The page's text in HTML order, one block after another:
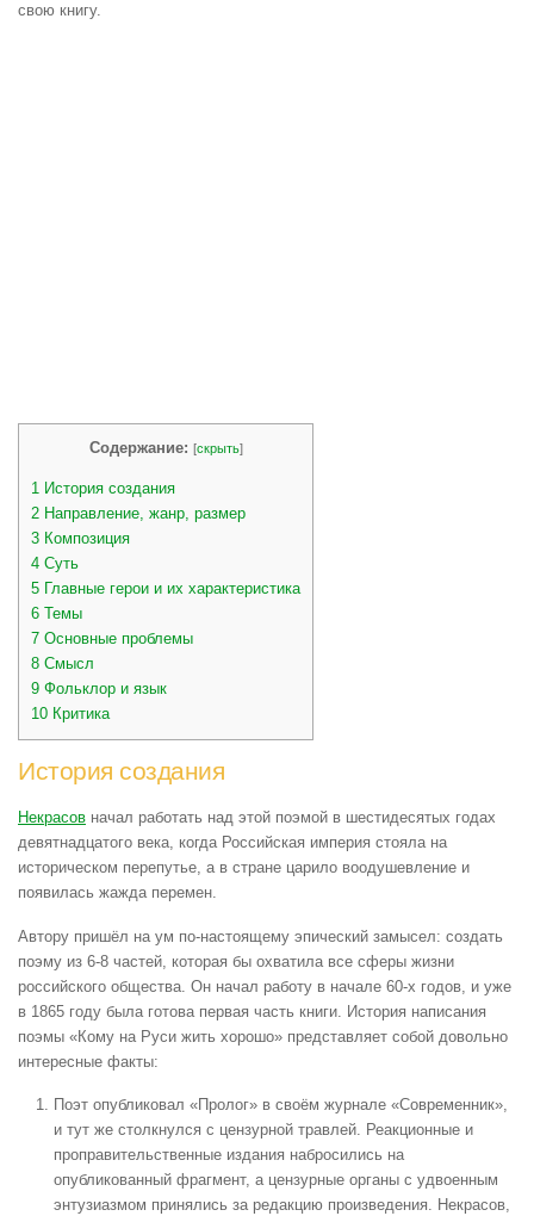
свою книгу.
Содержание: [скрыть]
1
История создания
2 Направление, жанр, размер
3 Композиция
4 Суть
5 Главные герои и их характеристика
6 Темы
7 Основные проблемы
8 Смысл
9 Фольклор и язык
10 Критика
История создания
Некрасов начал работать над этой поэмой в шестидесятых годах
девятнадцатого века, когда Российская империя стояла на
историческом перепутье, а в стране царило воодушевление и
появилась жажда перемен.
Автору пришёл на ум по-настоящему эпический замысел: создать
поэму из 6-8 частей, которая бы охватила все сферы жизни
российского общества. Он начал работу в начале 60-х годов, и уже
в 1865 году была готова первая часть книги. История написания
поэмы «Кому на Руси жить хорошо» представляет собой довольно
интересные факты:
Поэт опубликовал «Пролог» в своём журнале «Современник»,
и тут же столкнулся с цензурной травлей. Реакционные и
проправительственные издания набросились на
опубликованный фрагмент, а цензурные органы с удвоенным
энтузиазмом принялись за редакцию произведения. Некрасов,